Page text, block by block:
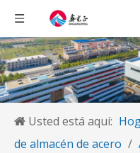
Usted está aquí:
de almacén de acero /